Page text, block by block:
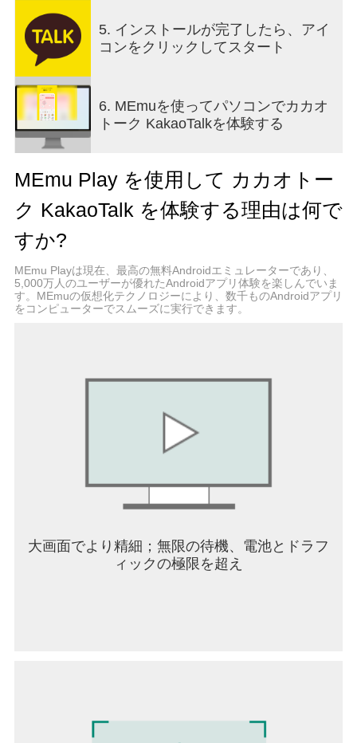
■ もっと立体的に自分を表現できるプロフィール
プロフィールは興味分野や好きなものを表現でき
る自分の空間です。画像の公開範囲は、各トーク
ルーム別に簡単に設定できます。
■ やり取りをより楽しくするスタンプ
言葉では思いの機微を表現しにくいとき、スタン
プで気持ちを伝えましょう。多彩な人気キャラク
■ これからはウォッチ(Wear OS搭載デバイス)から
もカカオトークをご利用できます。
Wear OS Device対応：
- 最近のトーク内容の確認(グループトーク及び1：
1トーク、マイトーク)
- 簡単なスタンプと手軽な返信
- Wear OSでコンプリケーションを活用してカカオ
選択アクセス権限を許可しなくてもアプリの利用
は可能ですが、一部の機能は制限されることがあ
[選択アクセス権限]
ジ・録音
- 画像及び動画：画像、動画、ファイルの送信及び
- カレンダー：デバイスのカレンダー日程照会・登
5. インストールが完了したら、アイ
コンをクリックしてスタート
6. MEmuを使ってパソコンでカカオ
トーク KakaoTalkを体験する
MEmu Play を使用して カカオトー
ク KakaoTalk を体験する理由は何で
すか?
MEmu Playは現在、最高の無料Androidエミュレーターであり、
5,000万人のユーザーが優れたAndroidアプリ体験を楽しんでいま
す。MEmuの仮想化テクノロジーにより、数千ものAndroidアプリ
をコンピューターでスムーズに実行できます。
大画面でより精細；無限の待機、電池とドラフ
ィックの極限を超え